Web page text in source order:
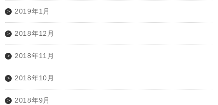
2019年1月
2018年12月
2018年11月
2018年10月
2018年9月